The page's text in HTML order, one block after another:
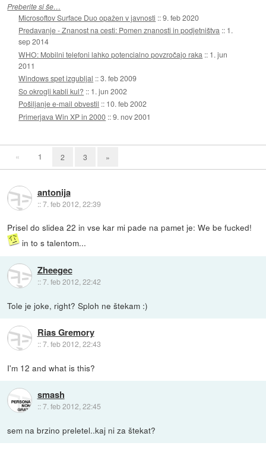
Preberite si še…
Microsoftov Surface Duo opažen v javnosti ::9. feb 2020
Predavanje - Znanost na cesti: Pomen znanosti in podjetništva :: 1.
sep 2014
WHO: Mobilni telefoni lahko potencialno povzročajo raka :: 1. jun
2011
Windows spet izgubljal ::3. feb 2009
So okrogli kabli kul? :: 1. jun 2002
Pošiljanje e-mail obvestil :: 10. feb 2002
Primerjava Win XP in 2000 ::9. nov 2001
« 1 2 3 »
antonija
::7. feb 2012, 22:39
Prisel do slidea 22 in vse kar mi pade na pamet je: We be fucked!
in to s talentom...
Zheegec
::7. feb 2012, 22:42
Tole je joke, right? Sploh ne štekam :)
Rias Gremory
::7. feb 2012, 22:43
I'm 12 and what is this?
smash
::7. feb 2012, 22:45
sem na brzino preletel..kaj ni za štekat?